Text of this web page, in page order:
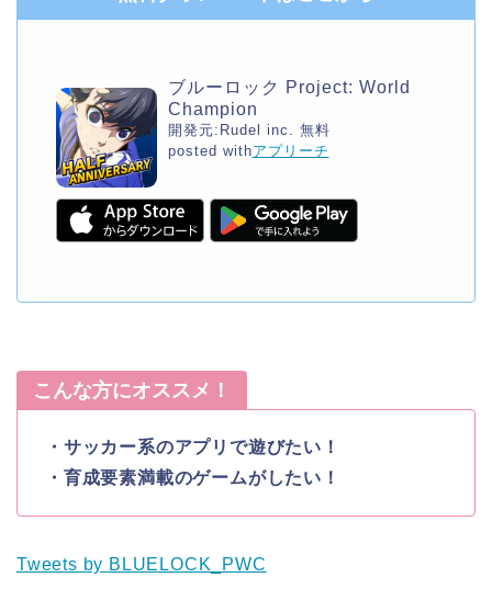
ブルーロック Project: World
Champion
開発元: Rudel inc.
無料
posted withアプリーチ
こんな方にオススメ！
・サッカー系のアプリで遊びたい！
・育成要素満載のゲームがしたい！
Tweets by BLUELOCK_PWC